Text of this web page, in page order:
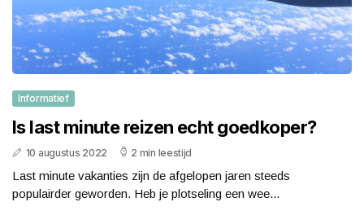
Informatief
Is last minute reizen echt goedkoper?
10 augustus 2022 2 min leestijd
Last minute vakanties zijn de afgelopen jaren steeds
populairder geworden. Heb je plotseling een wee...